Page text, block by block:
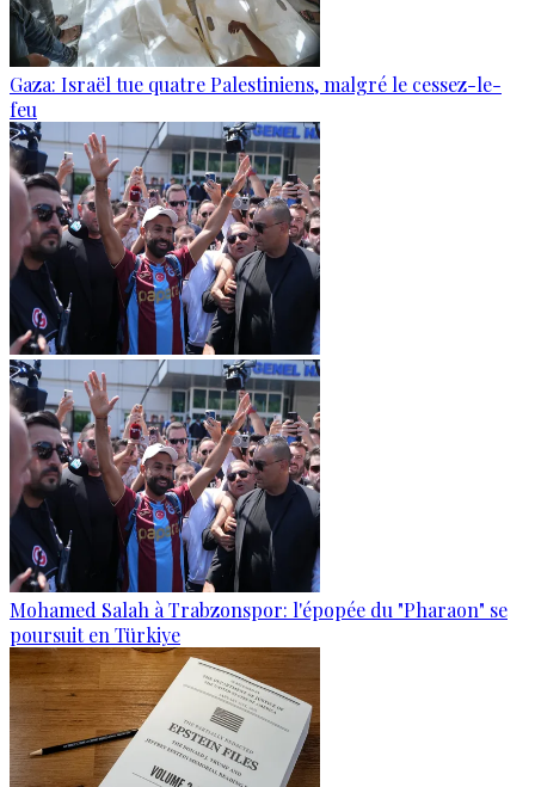
Gaza: Israël tue quatre Palestiniens, malgré le cessez-le-
feu
Mohamed Salah à Trabzonspor: l'épopée du "Pharaon" se
poursuit en Türkiye